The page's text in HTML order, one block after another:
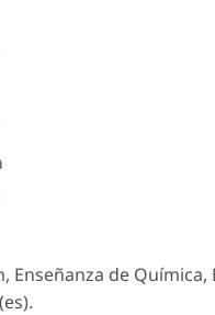
Enseñanza de